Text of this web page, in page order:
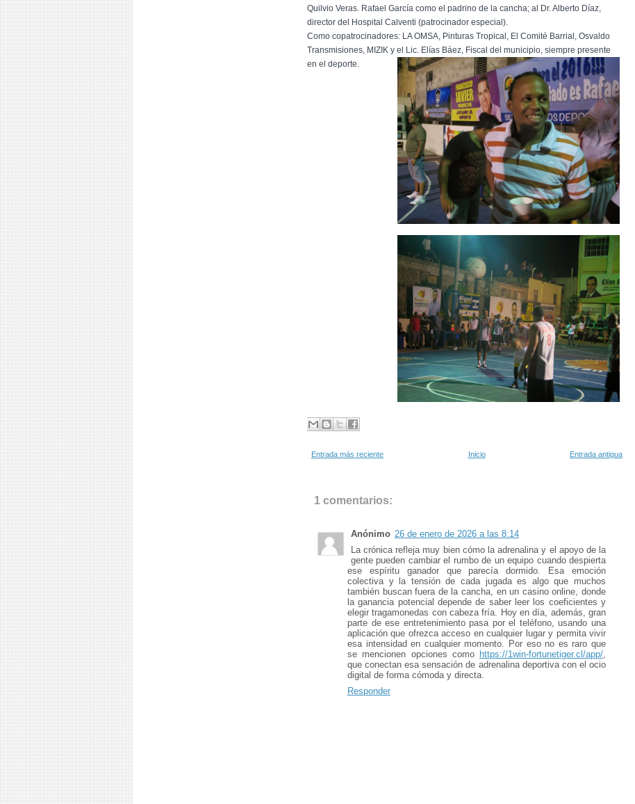
Quilvio Veras. Rafael García como el padrino de la cancha; al Dr. Alberto Díaz,
director del Hospital Calventi (patrocinador especial).
Como copatrocinadores: LA OMSA, Pinturas Tropical, El Comité Barrial, Osvaldo
Transmisiones, MIZIK y el Lic. Elías Báez, Fiscal del municipio, siempre presente
en el deporte.
Entrada más reciente Entrada antigua
Inicio
1 comentarios:
Anónimo 26 de enero de 2026 a las 8:14
La crónica refleja muy bien cómo la adrenalina y el apoyo de la
gente pueden cambiar el rumbo de un equipo cuando despierta
ese espíritu ganador que parecía dormido. Esa emoción
colectiva y la tensión de cada jugada es algo que muchos
también buscan fuera de la cancha, en un casino online, donde
la ganancia potencial depende de saber leer los coeficientes y
elegir tragamonedas con cabeza fría. Hoy en día, además, gran
parte de ese entretenimiento pasa por el teléfono, usando una
aplicación que ofrezca acceso en cualquier lugar y permita vivir
esa intensidad en cualquier momento. Por eso no es raro que
se mencionen opciones como https://1win-fortunetiger.cl/app/,
que conectan esa sensación de adrenalina deportiva con el ocio
digital de forma cómoda y directa.
Responder